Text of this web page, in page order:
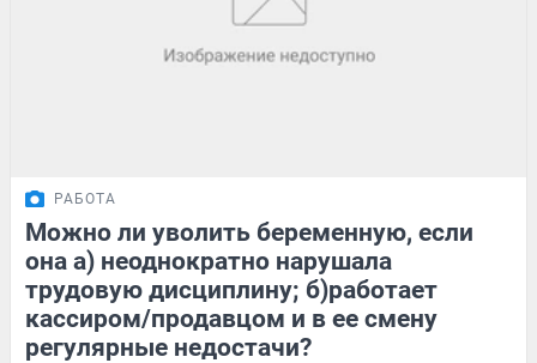
РАБОТА
Можно ли уволить беременную, если
она а) неоднократно нарушала
трудовую дисциплину; б)работает
кассиром/продавцом и в ее смену
регулярные недостачи?